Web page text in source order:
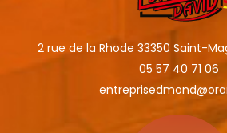
2 rue de la Rhode 33350 Saint-
05 57 40 71 06